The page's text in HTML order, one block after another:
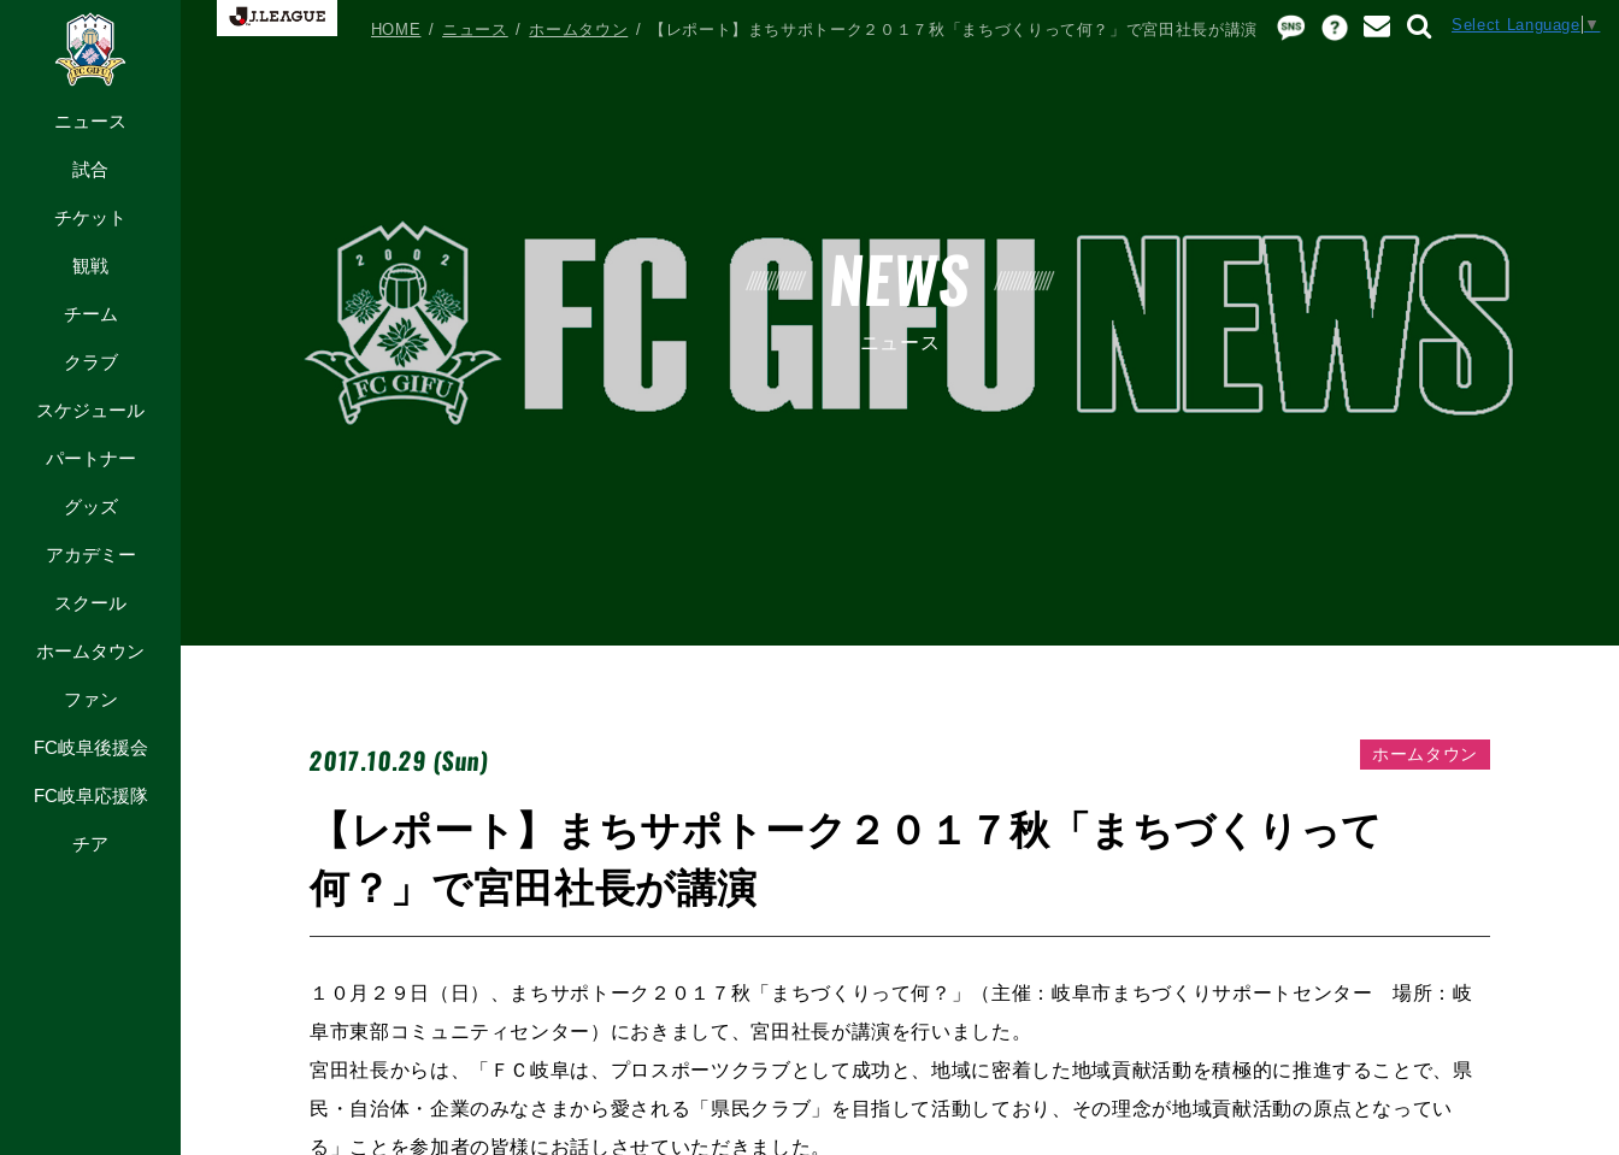
ニュース
試合
チケット
観戦
チーム
クラブ
スケジュール
パートナー
グッズ
アカデミー
スクール
ホームタウン
ファン
FC岐阜後援会
FC岐阜応援隊
チア
Select Language ▼
NEWS
ニュース
HOME ニュース ホームタウン 【レポート】まちサポトーク２０１７秋「まちづくりって何？」で宮田社長が講演
2017.10.29 (Sun) ホームタウン
【レポート】まちサポトーク２０１７秋「まちづくりって
何？」で宮田社長が講演
１０月２９日（日）、まちサポトーク２０１７秋「まちづくりって何？」（主催：岐阜市まちづくりサポートセンター 場所：岐
阜市東部コミュニティセンター）におきまして、宮田社長が講演を行いました。
宮田社長からは、「ＦＣ岐阜は、プロスポーツクラブとして成功と、地域に密着した地域貢献活動を積極的に推進することで、県
民・自治体・企業のみなさまから愛される「県民クラブ」を目指して活動しており、その理念が地域貢献活動の原点となってい
る」ことを参加者の皆様にお話しさせていただきました。